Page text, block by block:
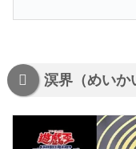
溟界（めいか